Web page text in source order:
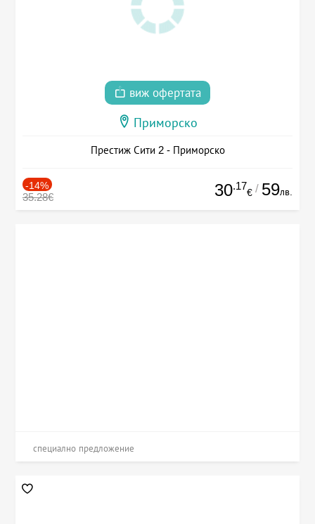
виж офертата
Приморско
Престиж Сити 2 - Приморско
-14%
35.28€ 30.17
€ / 59лв.
специално предложение